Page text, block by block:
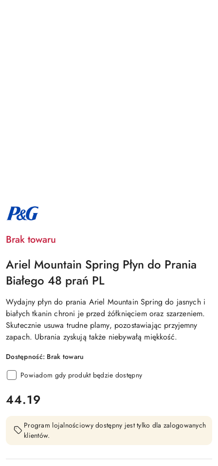
NAZWA
PRODUCENTA:
PROCTER
GAMBLE
Brak towaru
Ariel Mountain Spring Płyn do Prania
Białego 48 prań PL
Wydajny płyn do prania Ariel Mountain Spring do jasnych i
białych tkanin chroni je przed żółknięciem oraz szarzeniem.
Skutecznie usuwa trudne plamy, pozostawiając przyjemny
zapach. Ubrania zyskują także niebywałą miękkość.
Dostępność: Brak towaru
Powiadom gdy produkt będzie dostępny
cena:
44.19
Program lojalnościowy dostępny jest tylko dla zalogowanych
klientów.